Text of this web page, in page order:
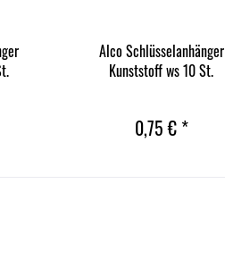
Alco Schlüsselanhänger
Kunststoff ws 10 St.
0,75 € *